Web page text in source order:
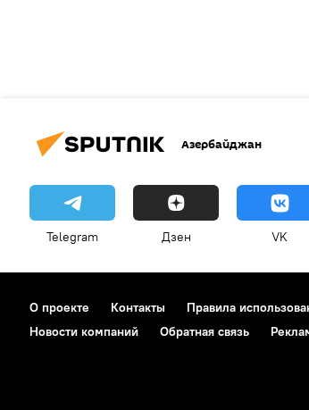
Азербайджан
Telegram Дзен VK
О проекте Контакты Правила
Новости компаний
Обратная связь